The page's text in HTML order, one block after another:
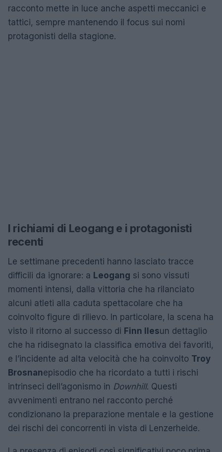
racconto mette in luce anche aspetti meccanici e
tattici, sempre mantenendo il focus sui nomi
protagonisti della stagione.
I richiami di Leogang e i protagonisti
recenti
Le settimane precedenti hanno lasciato tracce
difficili da ignorare: a Leogang si sono vissuti
momenti intensi, dalla vittoria che ha rilanciato
alcuni atleti alla caduta spettacolare che ha
coinvolto figure di rilievo. In particolare, la scena ha
visto il ritorno al successo di Finn Ilesun dettaglio
che ha ridisegnato la classifica emotiva dei favoriti,
e l’incidente ad alta velocità che ha coinvolto Troy
Brosnanepisodio che ha ricordato a tutti i rischi
intrinseci dell’agonismo in Downhill. Questi
avvenimenti entrano nel racconto perché
condizionano la preparazione mentale e la gestione
dei rischi dei concorrenti in vista di Lenzerheide.